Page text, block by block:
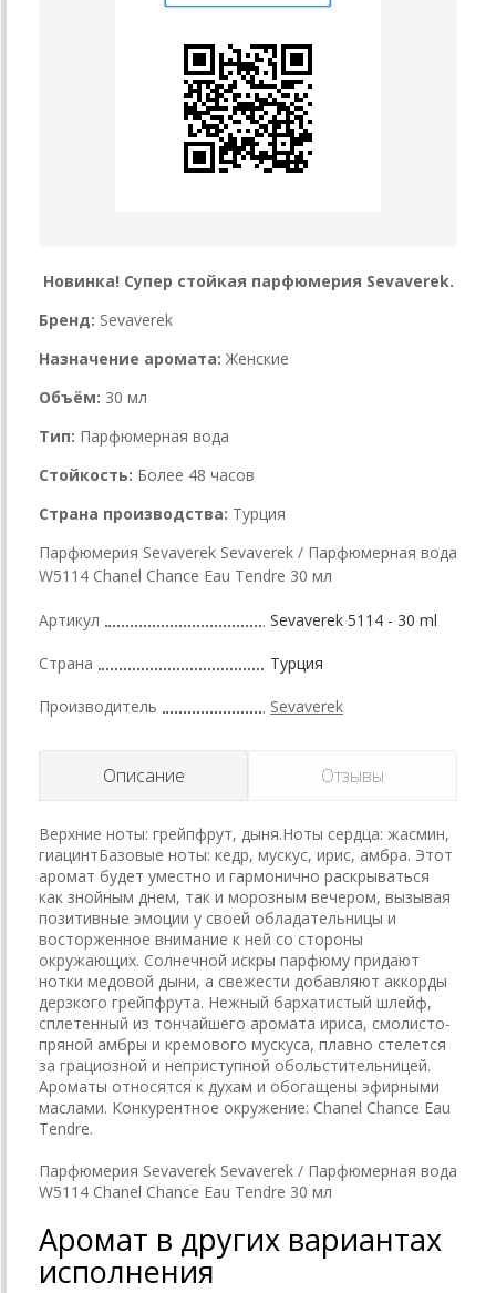
Новинка! Супер стойкая парфюмерия Sevaverek.
Бренд: Sevaverek
Назначение аромата: Женские
Объём: 30 мл
Тип: Парфюмерная вода
Стойкость: Более 48 часов
Страна производства: Турция
Парфюмерия Sevaverek Sevaverek / Парфюмерная вода
W5114 Chanel Chance Еаu Tendre 30 мл
Артикул Sevaverek 5114 - 30 ml
Страна Турция
Производитель Sevaverek
Описание Отзывы
Верхние ноты: грейпфрут, дыня.Ноты сердца: жасмин,
гиацинтБазовые ноты: кедр, мускус, ирис, амбра. Этот
аромат будет уместно и гармонично раскрываться
как знойным днем, так и морозным вечером, вызывая
позитивные эмоции у своей обладательницы и
восторженное внимание к ней со стороны
окружающих. Солнечной искры парфюму придают
нотки медовой дыни, а свежести добавляют аккорды
дерзкого грейпфрута. Нежный бархатистый шлейф,
сплетенный из тончайшего аромата ириса, смолисто-
пряной амбры и кремового мускуса, плавно стелется
за грациозной и неприступной обольстительницей.
Ароматы относятся к духам и обогащены эфирными
маслами. Конкурентное окружение: Chanel Chance Еаu
Tendre.
Парфюмерия Sevaverek Sevaverek / Парфюмерная вода
W5114 Chanel Chance Еаu Tendre 30 мл
Аромат в других вариантах
исполнения